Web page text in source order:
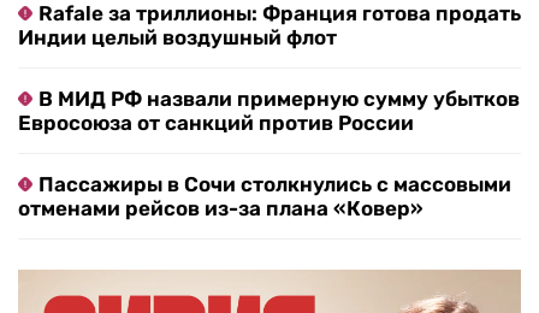
Rafale за триллионы: Франция готова продать
Индии целый воздушный флот
В МИД РФ назвали примерную сумму убытков
Евросоюза от санкций против России
Пассажиры в Сочи столкнулись с массовыми
отменами рейсов из-за плана «Ковер»